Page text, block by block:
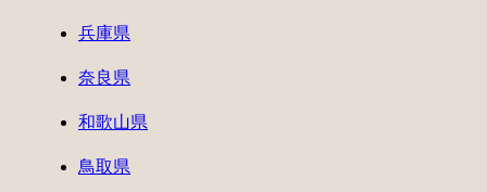
兵庫県
奈良県
和歌山県
鳥取県